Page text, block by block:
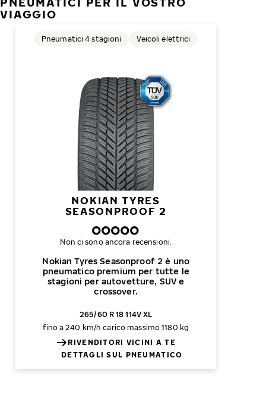
VIAGGIO
NOKIAN TYRES
SEASONPROOF 2
Nokian Tyres Seasonproof 2 è uno
pneumatico premium per tutte le
stagioni per autovetture, SUV e
crossover.
Pneumatici 4 stagioni Veicoli elettrici
Non ci sono ancora recensioni.
265/60 R 18 114V XL
fino a 240 km/h carico massimo 1180 kg
RIVENDITORI VICINI A TE
DETTAGLI SUL PNEUMATICO